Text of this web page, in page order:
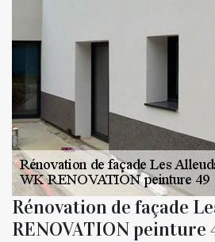
Rénovation de façade
RENOVATION peinture